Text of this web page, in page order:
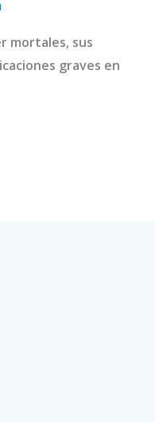
mortales, sus
graves en